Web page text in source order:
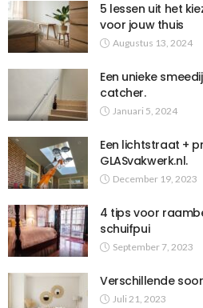
5 lessen uit het
voor jouw thuis
Augustus 13, 2024
Een unieke
catcher.
Januari 5, 2024
Een lichtstraat +
GLASvakwerk.nl.
December 19, 2023
4 tips voor
schuifpui
September 7, 2023
Verschillende
Juli 21, 2023